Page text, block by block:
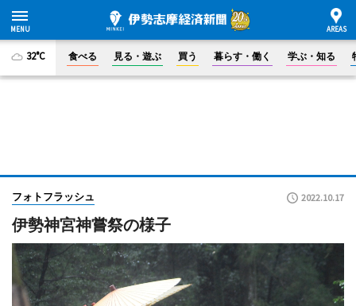
32°C 食べる 見る・遊ぶ 買う 暮らす・働く 学ぶ・知る
フォトフラッシュ 2022.10.17
伊勢神宮神嘗祭の様子